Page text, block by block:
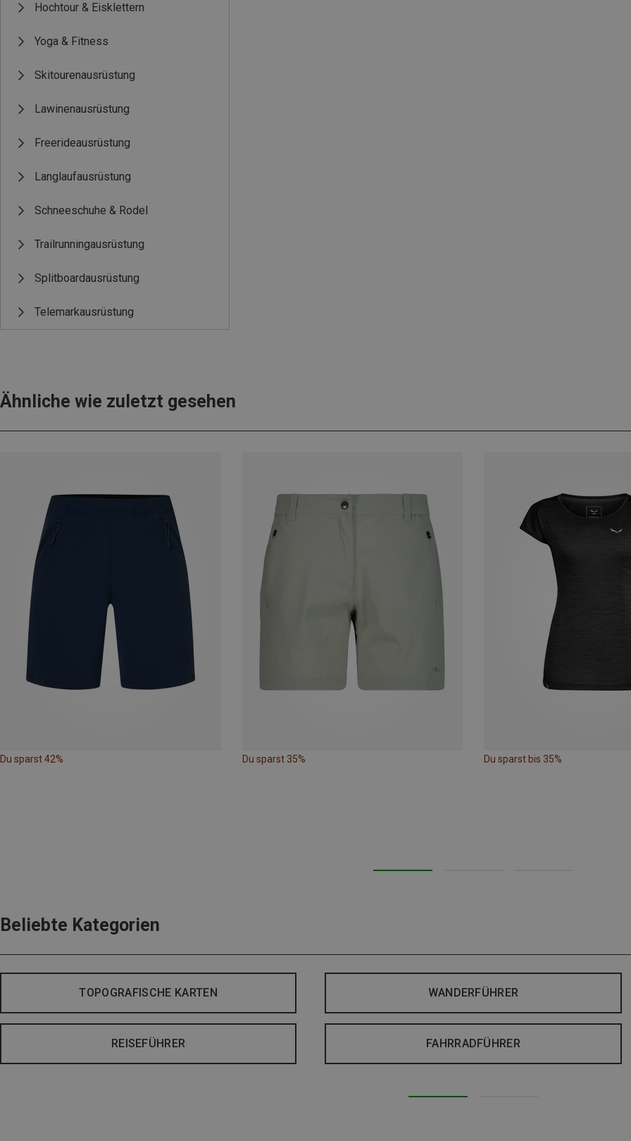
Hochtour & Eisklettern
Yoga & Fitness
Skitourenausrüstung
Lawinenausrüstung
Freerideausrüstung
Langlaufausrüstung
Schneeschuhe & Rodel
Trailrunningausrüstung
Splitboardausrüstung
Telemarkausrüstung
Ähnliche wie zuletzt gesehen
Du sparst 42% Du sparst 35% Du sparst bis 35%
Beliebte Kategorien
TOPOGRAFISCHE KARTEN WANDERFÜHRER
REISEFÜHRER FAHRRADFÜHRER